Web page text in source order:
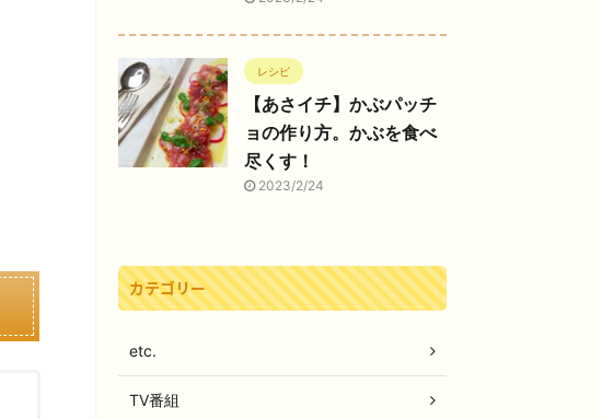
レシピ
【あさイチ】かぶパッチ
ョの作り方。かぶを食べ
尽くす！
2023/2/24
カテゴリー
etc.
TV番組